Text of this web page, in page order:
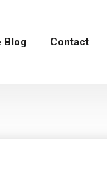
Blog Contact